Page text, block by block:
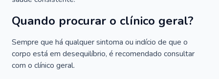
Quando procurar o clínico geral?
Sempre que há qualquer sintoma ou indício de que o
corpo está em desequilíbrio, é recomendado consultar
com o clínico geral.